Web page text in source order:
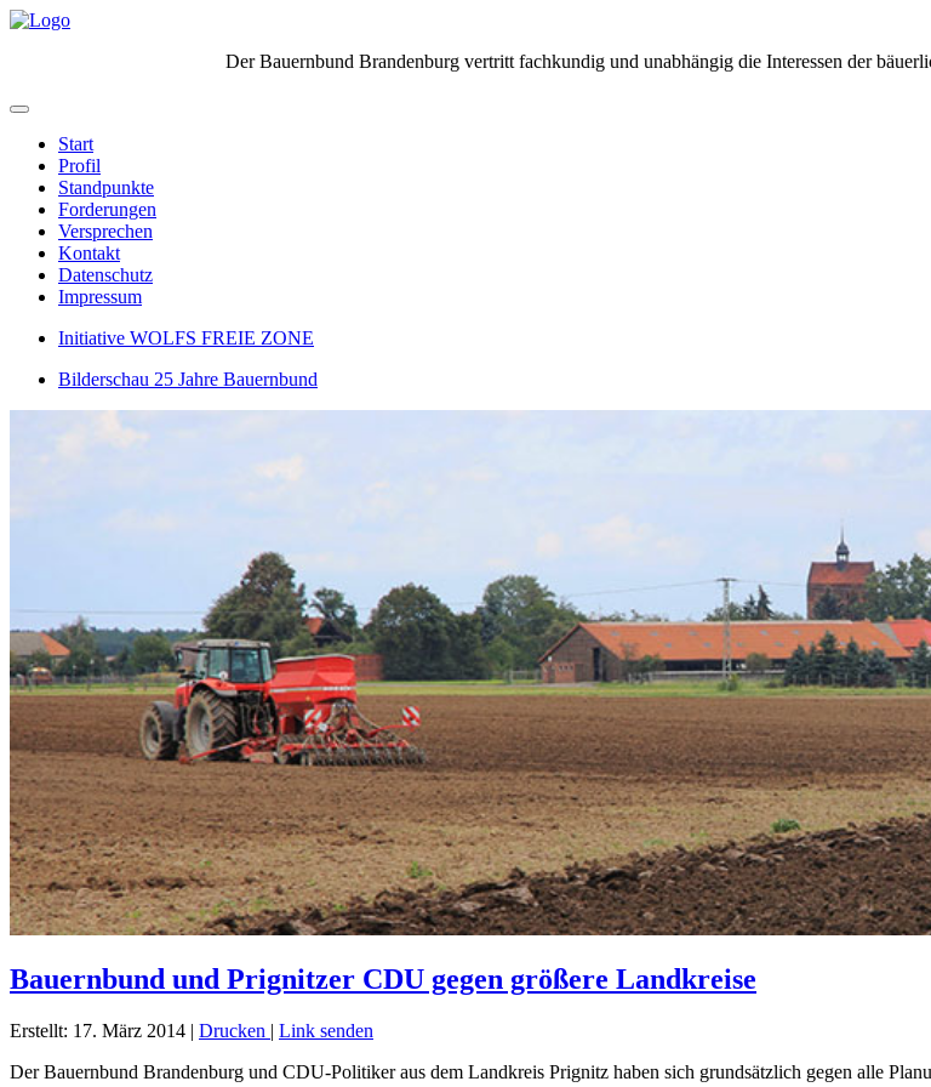
Der Bauernbund Brandenburg vertritt fachkundig und unabhängig die Interessen der
Start
Profil
Standpunkte
Forderungen
Versprechen
Kontakt
Datenschutz
Impressum
Initiative WOLFS FREIE ZONE
Bilderschau 25 Jahre Bauernbund
Bauernbund und Prignitzer CDU gegen größere Landkreise
Erstellt: 17. März 2014 | Drucken | Link senden
Der Bauernbund Brandenburg und CDU-Politiker aus dem Landkreis Prignitz haben sich grundsätzlich gegen alle